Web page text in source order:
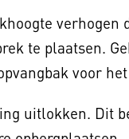
verhogen
te plaatsen.
voor
uitlokken. Dit